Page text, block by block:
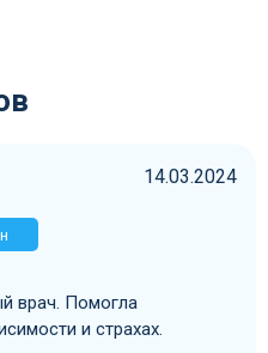
14.03.2024
врач. Помогла
и страхах.